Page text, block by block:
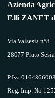
Azienda
F.lli ZANET
Via Valsesia n°8
28077 Prato
P.Iva
Reg. Imp. No